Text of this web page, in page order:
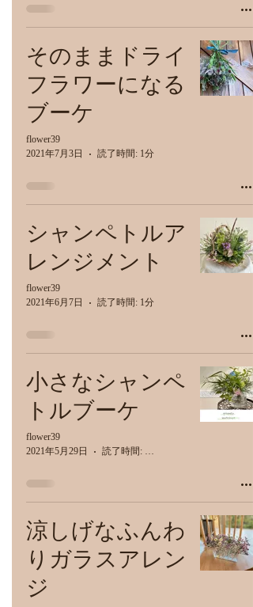
そのままドライ
フラワーになる
ブーケ
flower39
2021年7月3日
読了時間: 1分
シャンペトルア
レンジメント
flower39
2021年6月7日
読了時間: 1分
小さなシャンペ
トルブーケ
flower39
2021年5月29日
読了時間: 1分
涼しげなふんわ
りガラスアレン
ジ